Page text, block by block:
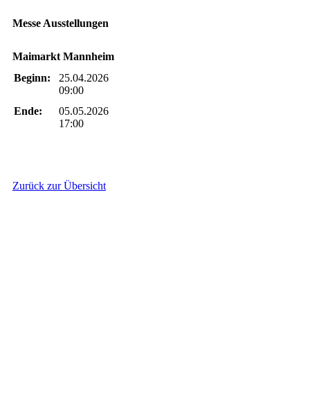
Messe Ausstellungen
Maimarkt Mannheim
Beginn:
25.04.2026
09:00
Ende:
05.05.2026
17:00
Zurück zur Übersicht